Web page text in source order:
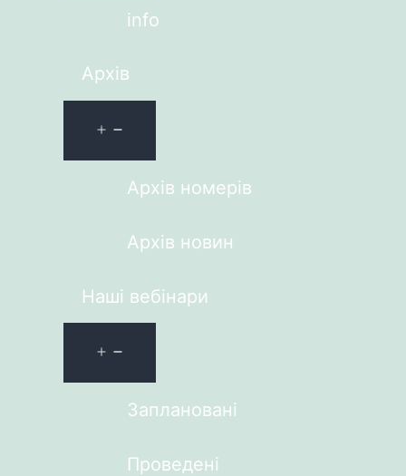
info
Архів
Архів номерів
Архів новин
Наші вебінари
Заплановані
Проведені